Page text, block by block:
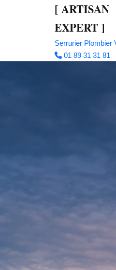
[ ARTISAN
EXPERT]
Serrurier Plombier
01 89 31 31 81